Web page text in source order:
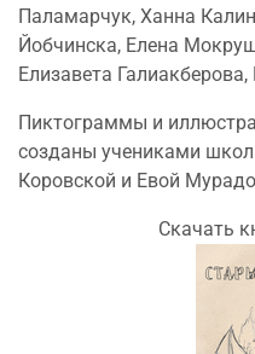
Паламарчук, Ханна
Йобчинска, Елена
Елизавета
Пиктограммы и
созданы учениками
Коровской и Евой
Скачать